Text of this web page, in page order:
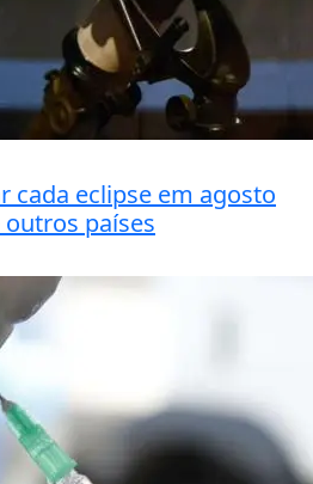
cada eclipse em agosto
países